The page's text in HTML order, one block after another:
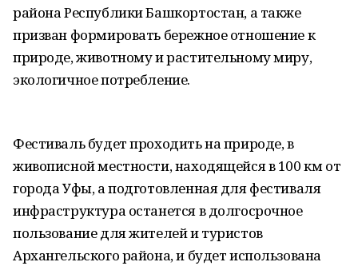
района Республики Башкортостан, а также
призван формировать бережное отношение к
природе, животному и растительному миру,
экологичное потребление.
Фестиваль будет проходить на природе, в
живописной местности, находящейся в 100 км от
города Уфы, а подготовленная для фестиваля
инфраструктура останется в долгосрочное
пользование для жителей и туристов
Архангельского района, и будет использована